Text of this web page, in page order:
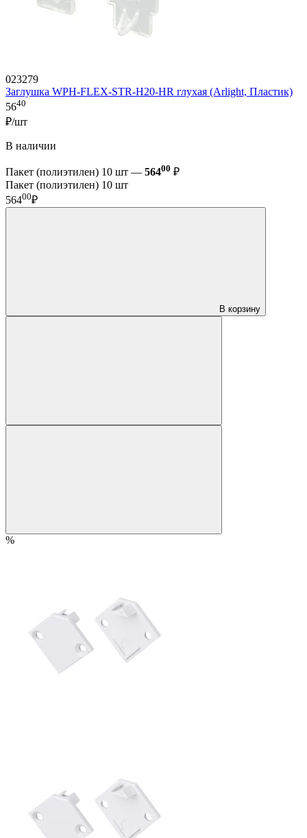
023279
Заглушка WPH-FLEX-STR-H20-HR глухая (Arlight, Пластик)
5640
₽/шт
В наличии
Пакет (полиэтилен) 10 шт — 56400 ₽
Пакет (полиэтилен) 10 шт
56400₽
В корзину
%